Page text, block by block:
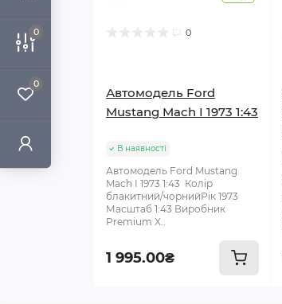
0
0
0
Автомодель Ford
Mustang Mach I 1973 1:43
В наявності
Автомодель Ford Mustang
Mach I 1973 1:43 Колір
блакитний/чорнийРік 1973
Масштаб 1:43 Виробник
Premium X..
1 995.00₴